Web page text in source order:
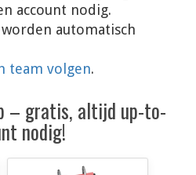
account nodig.
automatisch
team volgen.
– gratis, altijd up-to-
nodig!